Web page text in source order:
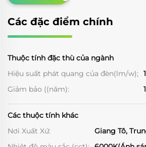
Các đặc điểm chính
Thuộc tính đặc thù của ngành
Hiệu suất phát quang của đèn(lm/w);
Giảm bảo ((năm):
Các thuộc tính khác
Nơi Xuất Xứ:
Giang Tô,